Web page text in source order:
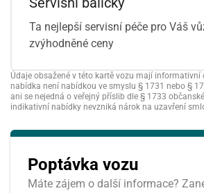
Ta nejlepší servisní péče pro Váš
zvýhodněné ceny
Údaje obsažené v této kartě vozu mají informativní
nabídka není nabídkou ve smyslu § 1731 nebo §
ani se nejedná o veřejný příslib dle § 1733
indikativní nabídky nevzniká nárok na uzavření
Poptávka vozu
Máte zájem o další informace?